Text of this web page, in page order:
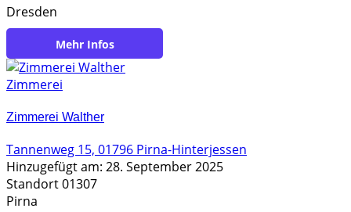
Dresden
https://www.zimmerei-grossmann.de
Zimmerei
Zimmerei Walther
Tannenweg 15, 01796 Pirna-Hinterjessen
Hinzugefügt am: 28. September 2025
Standort 01307
Pirna